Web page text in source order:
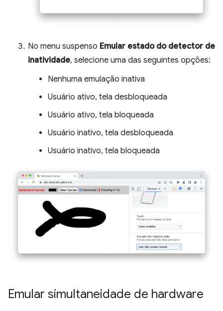
No menu suspenso Emular estado do detector de
inatividade, selecione uma das seguintes opções:
Nenhuma emulação inativa
Usuário ativo, tela desbloqueada
Usuário ativo, tela bloqueada
Usuário inativo, tela desbloqueada
Usuário inativo, tela bloqueada
Emular simultaneidade de hardware